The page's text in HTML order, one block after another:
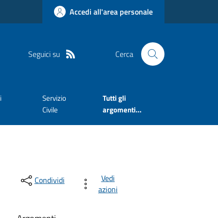
Accedi all'area personale
Seguici su Cerca
Servizio
Civile
Tutti gli
argomenti...
Condividi
Vedi
azioni